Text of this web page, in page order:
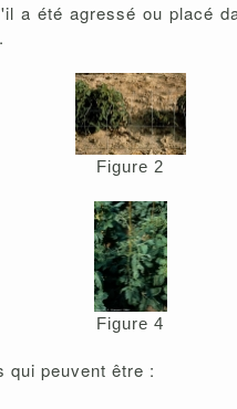
a été agressé ou placé
Figure 2
Figure 4
qui peuvent être :